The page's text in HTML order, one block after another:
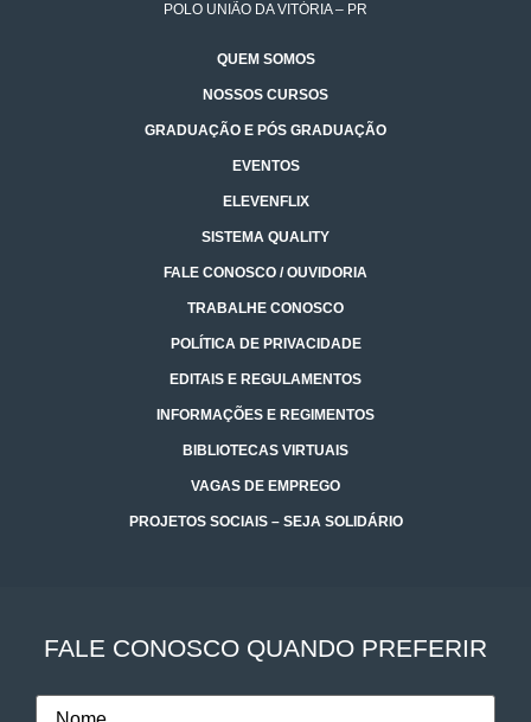
POLO UNIÃO DA VITÓRIA – PR
QUEM SOMOS
NOSSOS CURSOS
GRADUAÇÃO E PÓS GRADUAÇÃO
EVENTOS
ELEVENFLIX
SISTEMA QUALITY
FALE CONOSCO / OUVIDORIA
TRABALHE CONOSCO
POLÍTICA DE PRIVACIDADE
EDITAIS E REGULAMENTOS
INFORMAÇÕES E REGIMENTOS
BIBLIOTECAS VIRTUAIS
VAGAS DE EMPREGO
PROJETOS SOCIAIS – SEJA SOLIDÁRIO
FALE CONOSCO QUANDO PREFERIR